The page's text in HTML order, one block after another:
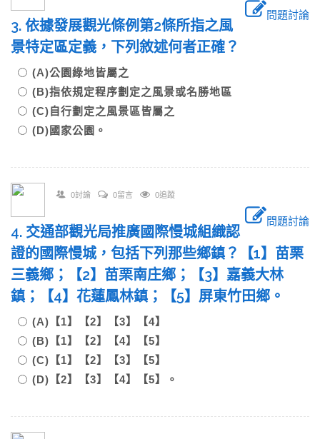
問題討論
3. 依據發展觀光條例第2條所指之風
景特定區定義，下列敘述何者正確？
(A)公園綠地皆屬之
(B)指依規定程序劃定之風景或名勝地區
(C)自行劃定之風景區皆屬之
(D)國家公園。
0討論 0留言 0追蹤
問題討論
4. 交通部觀光局推廣國際慢城組織認
證的國際慢城，包括下列那些鄉鎮？【1】苗栗
三義鄉；【2】苗栗南庄鄉；【3】嘉義大林
鎮；【4】花蓮鳳林鎮；【5】屏東竹田鄉。
(A)【1】【2】【3】【4】
(B)【1】【2】【4】【5】
(C)【1】【2】【3】【5】
(D)【2】【3】【4】【5】。